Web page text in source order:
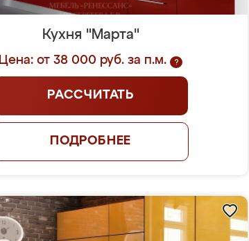
Кухня "Марта"
Цена: от 38 000 руб. за п.м. ?
РАССЧИТАТЬ
ПОДРОБНЕЕ